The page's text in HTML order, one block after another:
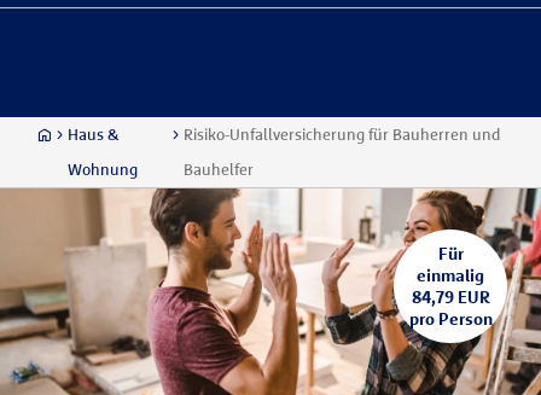
Haus &
Wohnung
Risiko-Unfallversicherung für Bauherren und
Bauhelfer
Für
einmalig
84,79 EUR
pro Person